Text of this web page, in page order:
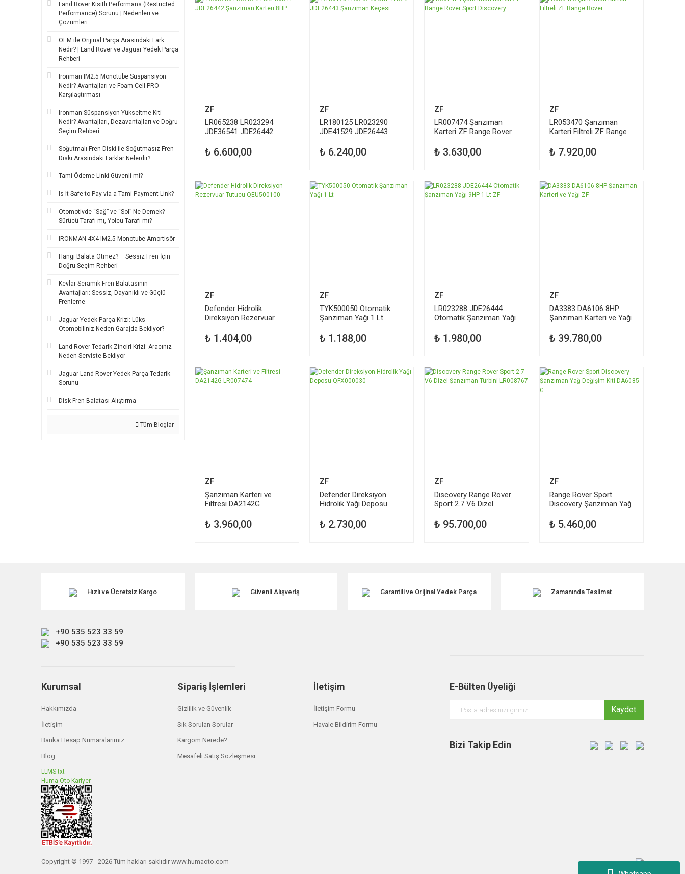
Land Rover Kısıtlı Performans (Restricted
Performance) Sorunu | Nedenleri ve
Çözümleri
OEM ile Orijinal Parça Arasındaki Fark
Nedir? | Land Rover ve Jaguar Yedek Parça
Rehberi
Ironman IM2.5 Monotube Süspansiyon
Nedir? Avantajları ve Foam Cell PRO
Karşılaştırması
Ironman Süspansiyon Yükseltme Kiti
Nedir? Avantajları, Dezavantajları ve Doğru
Seçim Rehberi
Soğutmalı Fren Diski ile Soğutmasız Fren
Diski Arasındaki Farklar Nelerdir?
Tami Ödeme Linki Güvenli mi?
Is It Safe to Pay via a Tami Payment Link?
Otomotivde “Sağ” ve “Sol” Ne Demek?
Sürücü Tarafı mı, Yolcu Tarafı mı?
IRONMAN 4X4 IM2.5 Monotube Amortisör
Hangi Balata Ötmez? – Sessiz Fren İçin
Doğru Seçim Rehberi
Kevlar Seramik Fren Balatasının
Avantajları: Sessiz, Dayanıklı ve Güçlü
Frenleme
Jaguar Yedek Parça Krizi: Lüks
Otomobiliniz Neden Garajda Bekliyor?
Land Rover Tedarik Zinciri Krizi: Aracınız
Neden Serviste Bekliyor
Jaguar Land Rover Yedek Parça Tedarik
Sorunu
Disk Fren Balatası Alıştırma
Tüm Bloglar
ZF
LR065238 LR023294
JDE36541 JDE26442
₺ 6.600,00
ZF
LR180125 LR023290
JDE41529 JDE26443
₺ 6.240,00
ZF
LR007474 Şanzıman
Karteri ZF Range Rover
₺ 3.630,00
ZF
LR053470 Şanzıman
Karteri Filtreli ZF Range
₺ 7.920,00
ZF
Defender Hidrolik
Direksiyon Rezervuar
₺ 1.404,00
ZF
TYK500050 Otomatik
Şanzıman Yağı 1 Lt
₺ 1.188,00
ZF
LR023288 JDE26444
Otomatik Şanzıman Yağı
₺ 1.980,00
ZF
DA3383 DA6106 8HP
Şanzıman Karteri ve Yağı
₺ 39.780,00
ZF
Şanzıman Karteri ve
Filtresi DA2142G
₺ 3.960,00
ZF
Defender Direksiyon
Hidrolik Yağı Deposu
₺ 2.730,00
TÜKENDİ
ZF
Discovery Range Rover
Sport 2.7 V6 Dizel
LR008767
₺ 95.700,00
TÜKENDİ
ZF
Range Rover Sport
Discovery Şanzıman Yağ
₺ 5.460,00
Hızlı ve Ücretsiz Kargo Güvenli Alışveriş Garantili ve Orijinal Yedek Parça Zamanında Teslimat
+90 535 523 33 59
+90 535 523 33 59
Kurumsal
Hakkımızda
İletişim
Banka Hesap Numaralarımız
Blog
LLMS.txt
Huma Oto Kariyer
Sipariş İşlemleri
Gizlilik ve Güvenlik
Sık Sorulan Sorular
Kargom Nerede?
Mesafeli Satış Sözleşmesi
İletişim
İletişim Formu
Havale Bildirim Formu
E-Bülten Üyeliği
Kaydet
Bizi Takip Edin
Copyright © 1997 - 2026 Tüm hakları saklıdır www.humaoto.com